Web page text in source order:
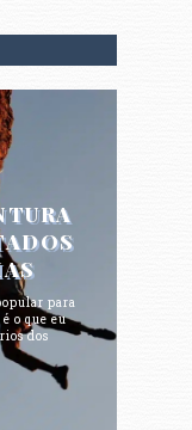
para
o que eu
dos